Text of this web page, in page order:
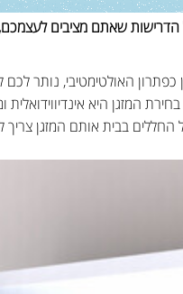
הדרישות שאתם מציבים
כפתרון האולטימטיבי, נותר
בחירת המזגן היא
בבית אותם המזגן צריך